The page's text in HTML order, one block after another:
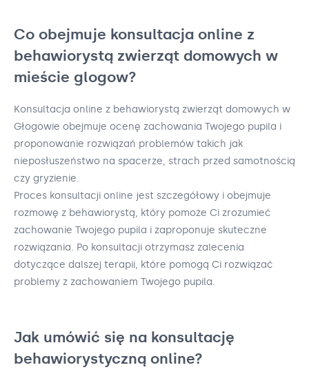
Co obejmuje konsultacja online z
behawiorystą zwierząt domowych w
mieście glogow?
Konsultacja online z behawiorystą zwierząt domowych w
Głogowie obejmuje ocenę zachowania Twojego pupila i
proponowanie rozwiązań problemów takich jak
nieposłuszeństwo na spacerze, strach przed samotnością
czy gryzienie.
Proces konsultacji online jest szczegółowy i obejmuje
rozmowę z behawiorystą, który pomoże Ci zrozumieć
zachowanie Twojego pupila i zaproponuje skuteczne
rozwiązania. Po konsultacji otrzymasz zalecenia
dotyczące dalszej terapii, które pomogą Ci rozwiązać
problemy z zachowaniem Twojego pupila.
Jak umówić się na konsultację
behawiorystyczną online?